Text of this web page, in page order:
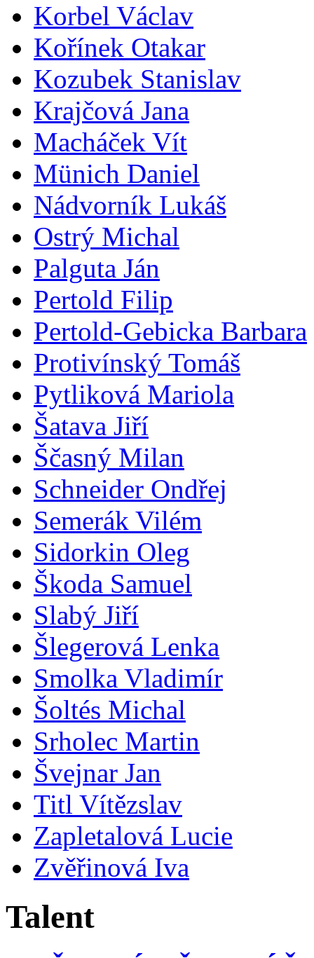
Korbel Václav
Kořínek Otakar
Kozubek Stanislav
Krajčová Jana
Macháček Vít
Münich Daniel
Nádvorník Lukáš
Ostrý Michal
Palguta Ján
Pertold Filip
Pertold-Gebicka Barbara
Protivínský Tomáš
Pytliková Mariola
Šatava Jiří
Ščasný Milan
Schneider Ondřej
Semerák Vilém
Sidorkin Oleg
Škoda Samuel
Slabý Jiří
Šlegerová Lenka
Smolka Vladimír
Šoltés Michal
Srholec Martin
Švejnar Jan
Titl Vítězslav
Zapletalová Lucie
Zvěřinová Iva
Talent